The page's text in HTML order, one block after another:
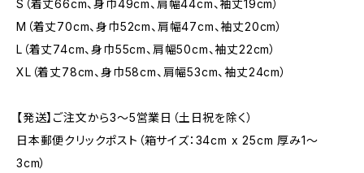
S（着丈66cm、身巾49cm、肩幅44cm、袖丈19cm）
M（着丈70cm、身巾52cm、肩幅47cm、袖丈20cm）
L（着丈74cm、身巾55cm、肩幅50cm、袖丈22cm）
XL（着丈78cm、身巾58cm、肩幅53cm、袖丈24cm）
【発送】ご注文から3〜5営業日（土日祝を除く）
日本郵便クリックポスト（箱サイズ：34cm x 25cm 厚み1〜
3cm）